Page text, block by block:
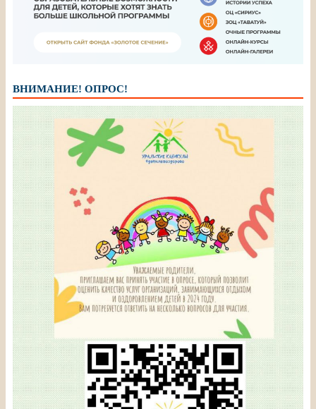
ВНИМАНИЕ! ОПРОС!